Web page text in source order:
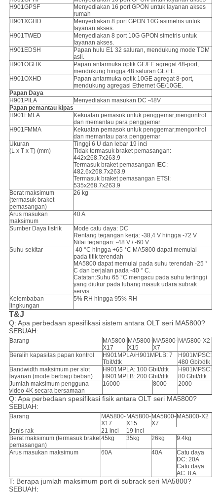
H901GPSF
Menyediakan 16 port GPON untuk layanan akses
rumah
H901XGHD
Menyediakan 8 port GPON 10G asimetris untuk
layanan akses.
H901TWED
Menyediakan 8 port 10G GPON simetris untuk
layanan akses.
H901EDSH
Papan hulu E1 32 saluran, mendukung mode TDM
asli.
H901OGHK
Papan antarmuka optik GE/FE agregat 48-port,
mendukung hingga 48 saluran GE/FE
H901OXHD
Papan antarmuka optik 10GE agregat 8-port,
mendukung agregasi Ethernet GE/10GE.
Papan Daya
H901PILA
Menyediakan masukan DC -48V
Papan pemantau kipas
H901FMLA
Kekuatan pemasok untuk penggemar;mengontrol
dan memantau para penggemar
H901FMMA
Kekuatan pemasok untuk penggemar;mengontrol
dan memantau para penggemar
Ukuran
(L x T x T) (mm)
Tinggi 6 U dan lebar 19 inci
Tidak termasuk braket pemasangan:
442x268.7x263.9
Termasuk braket pemasangan IEC:
482.6x268.7x263.9
Termasuk braket pemasangan ETSI:
535x268.7x263.9
Berat maksimum
(termasuk braket
pemasangan)
26 kg
Arus masukan
maksimum
40 A
Sumber Daya listrik
Mode catu daya: DC
Rentang tegangan kerja: -38,4 V hingga -72 V
Nilai tegangan: -48 V / -60 V
Suhu sekitar
-40 °C hingga +65 °C MA5800 dapat memulai
pada titik terendah
MA5800 dapat memulai pada suhu terendah -25 °
C dan berjalan pada -40 ° C.
Catatan:Suhu 65 °C mengacu pada suhu tertinggi
yang diukur pada lubang masuk udara subrak
servis.
Kelembaban
lingkungan
5% RH hingga 95% RH
T&J
Q: Apa perbedaan spesifikasi sistem antara OLT seri MA5800?
SEBUAH:
Barang
MA5800-
X17
MA5800-
X15
MA5800-
X7
MA5800-X2
Beralih kapasitas papan kontrol
H901MPLA/H901MPLB: 7
Tbit/dtk
H901MPSC:
480 Gbit/dtk
Bandwidth maksimum per slot
layanan (mode berbagi beban)
H901MPLA: 100 Gbit/dtk
H901MPLB: 200 Gbit/dtk
H901MPSC:
80 Gbit/dtk
Jumlah maksimum pengguna
video 4K secara bersamaan
16000 8000 2000
Q: Apa perbedaan spesifikasi fisik antara OLT seri MA5800?
SEBUAH:
Barang
MA5800-
X17
MA5800-
X15
MA5800-
X7
MA5800-X2
Jenis rak 21 inci
19 inci
Berat maksimum (termasuk braket
pemasangan)
45kg 35kg 26kg 9.4kg
Arus masukan maksimum 60A 40A
Catu daya
DC: 20A
Catu daya
AC: 8 A
T: Berapa jumlah maksimum port di subrack seri MA5800?
SEBUAH: